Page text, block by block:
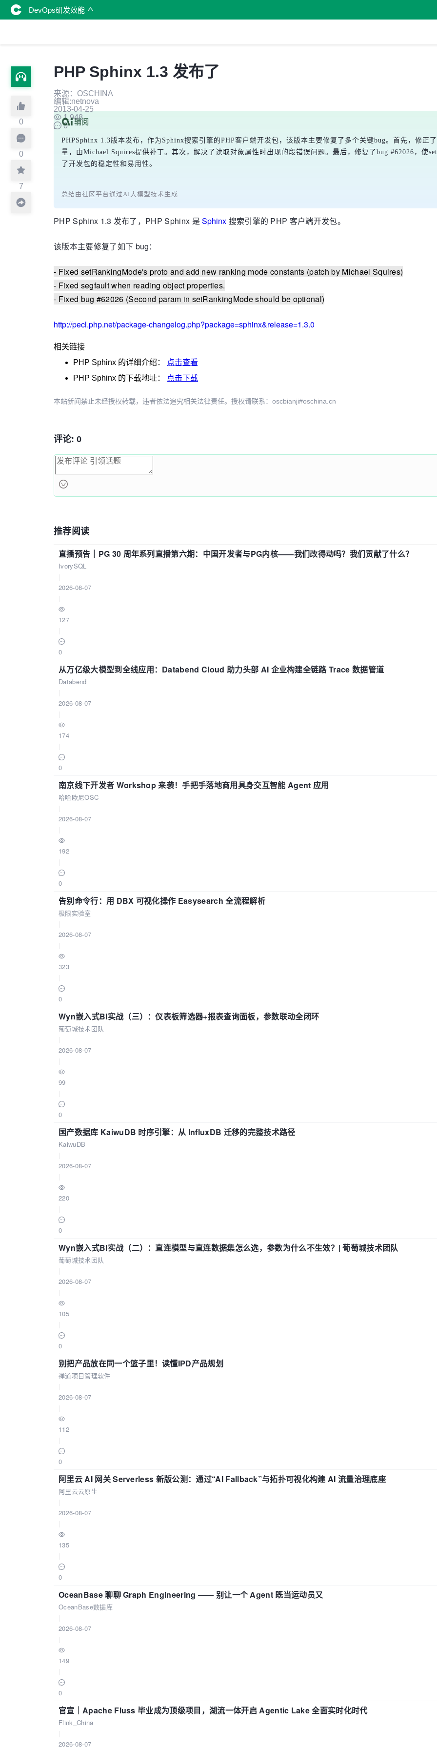
DevOps研发效能
0
0
7
PHP Sphinx 1.3 发布了
来源：OSCHINA
编辑:netnova
2013-04-25
1,948
0
PHPSphinx 1.3版本发布，作为Sphinx搜索引擎的PHP客户端开发包，该版本主要修复了多个关键bug。首先，修正
量，由Michael Squires提供补丁。其次，解决了读取对象属性时出现的段错误问题。最后，修复了bug #62026，使
了开发包的稳定性和易用性。
总结由社区平台通过AI大模型技术生成
PHP Sphinx 1.3 发布了，PHP Sphinx 是Sphinx 搜索引擎的 PHP 客户端开发包。
该版本主要修复了如下 bug：
- Fixed setRankingMode's proto and add new ranking mode constants (patch by Michael Squires)
- Fixed segfault when reading object properties.
- Fixed bug #62026 (Second param in setRankingMode should be optional)
http://pecl.php.net/package-changelog.php?package=sphinx&release=1.3.0
相关链接
PHP Sphinx 的详细介绍：
点击查看
PHP Sphinx 的下载地址： 点击下载
本站新闻禁止未经授权转载，违者依法追究相关法律责任。授权请联系：oscbianji#oschina.cn
评论: 0
推荐阅读
直播预告｜PG 30 周年系列直播第六期：中国开发者与PG内核——我们改得动吗？我们贡献了什么？
IvorySQL
2026-08-07
127
0
从万亿级大模型到全线应用：Databend Cloud 助力头部 AI 企业构建全链路 Trace 数据管道
Databend
2026-08-07
174
0
南京线下开发者 Workshop 来袭！手把手落地商用具身交互智能 Agent 应用
哈哈欧尼OSC
2026-08-07
192
0
告别命令行：用 DBX 可视化操作 Easysearch 全流程解析
极限实验室
2026-08-07
323
0
Wyn嵌入式BI实战（三）：仪表板筛选器+报表查询面板，参数联动全闭环
葡萄城技术团队
2026-08-07
99
0
国产数据库 KaiwuDB 时序引擎：从 InfluxDB 迁移的完整技术路径
KaiwuDB
2026-08-07
220
0
Wyn嵌入式BI实战（二）：直连模型与直连数据集怎么选，参数为什么不生效？| 葡萄城技术团队
葡萄城技术团队
2026-08-07
105
0
别把产品放在同一个篮子里！读懂IPD产品规划
禅道项目管理软件
2026-08-07
112
0
阿里云 AI 网关 Serverless 新版公测：通过“AI Fallback”与拓扑可视化构建 AI 流量治理底座
阿里云云原生
2026-08-07
135
0
OceanBase 聊聊 Graph Engineering —— 别让一个 Agent 既当运动员又
OceanBase数据库
2026-08-07
149
0
官宣｜Apache Fluss 毕业成为顶级项目，湖流一体开启 Agentic Lake 全面实时化时代
Flink_China
2026-08-07